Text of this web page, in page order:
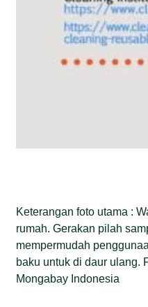
Keterangan foto utama :
rumah. Gerakan pilah
mempermudah
baku untuk di daur ulang.
Mongabay Indonesia